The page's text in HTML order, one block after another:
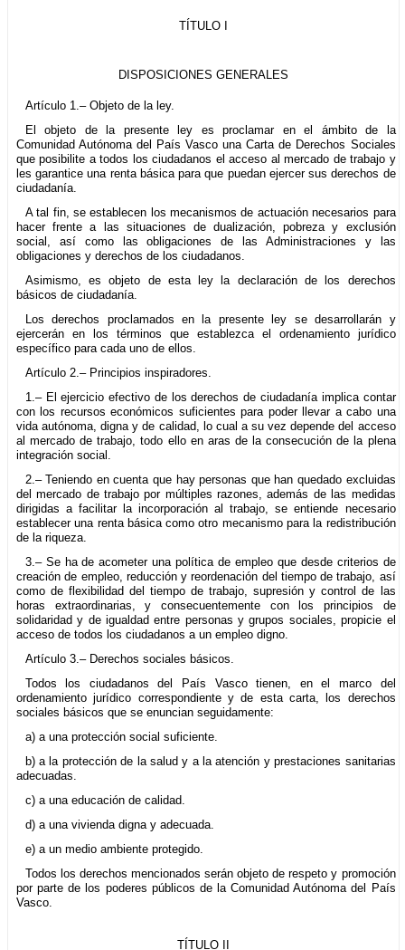
TÍTULO I
DISPOSICIONES GENERALES
Artículo 1.– Objeto de la ley.
El objeto de la presente ley es proclamar en el ámbito de la
Comunidad Autónoma del País Vasco una Carta de Derechos Sociales
que posibilite a todos los ciudadanos el acceso al mercado de trabajo y
les garantice una renta básica para que puedan ejercer sus derechos de
ciudadanía.
A tal fin, se establecen los mecanismos de actuación necesarios para
hacer frente a las situaciones de dualización, pobreza y exclusión
social, así como las obligaciones de las Administraciones y las
obligaciones y derechos de los ciudadanos.
Asimismo, es objeto de esta ley la declaración de los derechos
básicos de ciudadanía.
Los derechos proclamados en la presente ley se desarrollarán y
ejercerán en los términos que establezca el ordenamiento jurídico
específico para cada uno de ellos.
Artículo 2.– Principios inspiradores.
1.– El ejercicio efectivo de los derechos de ciudadanía implica contar
con los recursos económicos suficientes para poder llevar a cabo una
vida autónoma, digna y de calidad, lo cual a su vez depende del acceso
al mercado de trabajo, todo ello en aras de la consecución de la plena
integración social.
2.– Teniendo en cuenta que hay personas que han quedado excluidas
del mercado de trabajo por múltiples razones, además de las medidas
dirigidas a facilitar la incorporación al trabajo, se entiende necesario
establecer una renta básica como otro mecanismo para la redistribución
de la riqueza.
3.– Se ha de acometer una política de empleo que desde criterios de
creación de empleo, reducción y reordenación del tiempo de trabajo, así
como de flexibilidad del tiempo de trabajo, supresión y control de las
horas extraordinarias, y consecuentemente con los principios de
solidaridad y de igualdad entre personas y grupos sociales, propicie el
acceso de todos los ciudadanos a un empleo digno.
Artículo 3.– Derechos sociales básicos.
Todos los ciudadanos del País Vasco tienen, en el marco del
ordenamiento jurídico correspondiente y de esta carta, los derechos
sociales básicos que se enuncian seguidamente:
a) a una protección social suficiente.
b) a la protección de la salud y a la atención y prestaciones sanitarias
adecuadas.
c) a una educación de calidad.
d) a una vivienda digna y adecuada.
e) a un medio ambiente protegido.
Todos los derechos mencionados serán objeto de respeto y promoción
por parte de los poderes públicos de la Comunidad Autónoma del País
Vasco.
TÍTULO II